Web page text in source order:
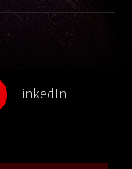
LinkedIn